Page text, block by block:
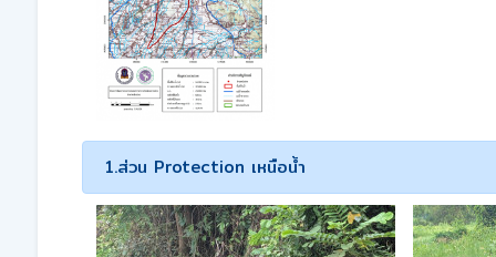
1.ส่วน Protection เหนือน้ำ